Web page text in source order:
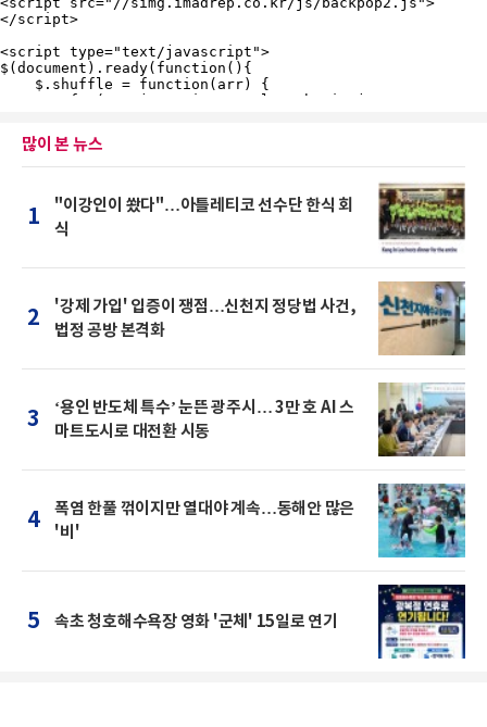
많이 본 뉴스
1
"이강인이 쐈다"…아틀레티코 선수단 한식 회
식
2
'강제 가입' 입증이 쟁점…신천지 정당법 사건,
법정 공방 본격화
3
‘용인 반도체 특수’ 눈뜬 광주시… 3만 호 AI 스
마트도시로 대전환 시동
4
폭염 한풀 꺾이지만 열대야 계속…동해안 많은
'비'
5 속초 청호해수욕장 영화 '군체' 15일로 연기